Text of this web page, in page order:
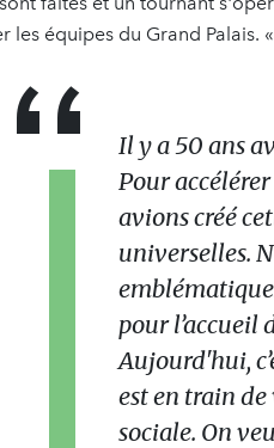
les équipes du Grand Palais. «
Il y a 50 ans
Pour
avions créé
universelles.
pour l’accueil
Aujourd'hui,
est en train
sociale. On